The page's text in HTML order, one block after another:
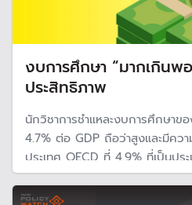
งบการศึกษา “มากเกินพ
ประสิทธิภาพ
นักวิชาการชำแหละงบการศึกษาข
4.7% ต่อ GDP ถือว่าสูงและมีคว
ประเทศ OECD ที่ 4.9% ที่เป็นป
การจัดสรรงบประมาณที่มีประสิทธิ
ข้อมูลที่ดีพอ